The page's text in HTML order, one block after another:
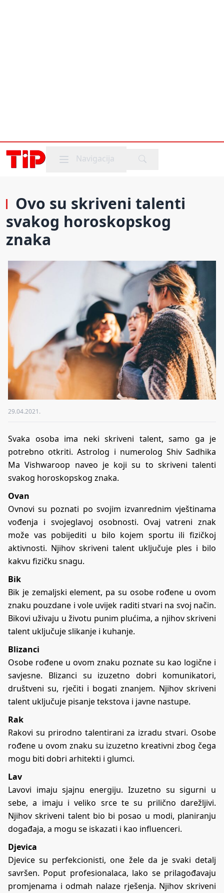
Mobile menu
Navigacija
Ovo su skriveni talenti
svakog horoskopskog
znaka
29.04.2021.
Svaka osoba ima neki skriveni talent, samo ga je
potrebno otkriti. Astrolog i numerolog Shiv Sadhika
Ma Vishwaroop naveo je koji su to skriveni talenti
svakog horoskopskog znaka.
Ovan
Ovnovi su poznati po svojim izvanrednim vještinama
vođenja i svojeglavoj osobnosti. Ovaj vatreni znak
može vas pobijediti u bilo kojem sportu ili fizičkoj
aktivnosti. Njihov skriveni talent uključuje ples i bilo
kakvu fizičku snagu.
Bik
Bik je zemaljski element, pa su osobe rođene u ovom
znaku pouzdane i vole uvijek raditi stvari na svoj način.
Bikovi uživaju u životu punim plućima, a njihov skriveni
talent uključuje slikanje i kuhanje.
Blizanci
Osobe rođene u ovom znaku poznate su kao logične i
savjesne. Blizanci su izuzetno dobri komunikatori,
društveni su, rječiti i bogati znanjem. Njihov skriveni
talent uključuje pisanje tekstova i javne nastupe.
Rak
Rakovi su prirodno talentirani za izradu stvari. Osobe
rođene u ovom znaku su izuzetno kreativni zbog čega
mogu biti dobri arhitekti i glumci.
Lav
Lavovi imaju sjajnu energiju. Izuzetno su sigurni u
sebe, a imaju i veliko srce te su prilično darežljivi.
Njihov skriveni talent bio bi posao u modi, planiranju
događaja, a mogu se iskazati i kao influenceri.
Djevica
Djevice su perfekcionisti, one žele da je svaki detalj
savršen. Poput profesionalaca, lako se prilagođavaju
promjenama i odmah nalaze rješenja. Njihov skriveni